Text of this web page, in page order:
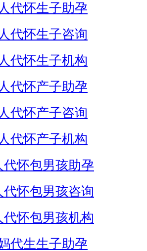
代怀生子助孕
代怀生子咨询
代怀生子机构
代怀产子助孕
代怀产子咨询
代怀产子机构
代怀包男孩助孕
代怀包男孩咨询
代怀包男孩机构
代生生子助孕